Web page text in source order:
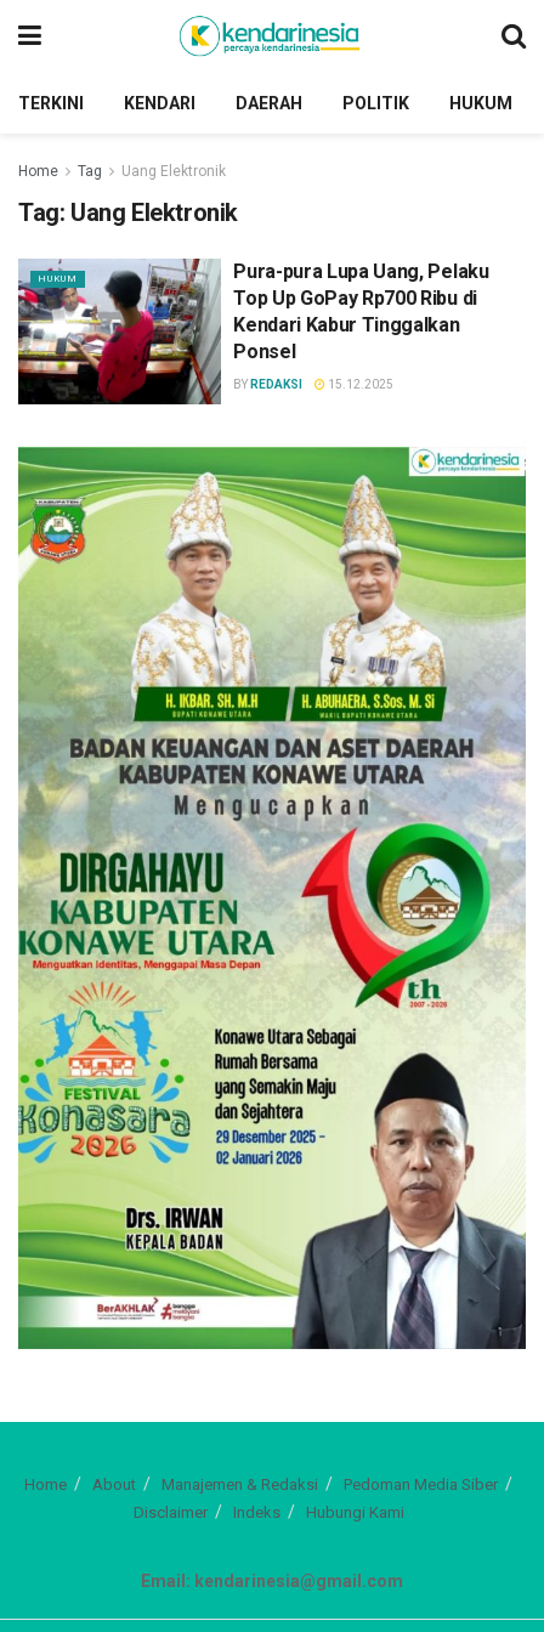
TERKINI KENDARI DAERAH POLITIK HUKUM
Home Tag Uang Elektronik
Tag: Uang Elektronik
HUKUM
Pura-pura Lupa Uang, Pelaku
Top Up GoPay Rp700 Ribu di
Kendari Kabur Tinggalkan
Ponsel
BY REDAKSI 15.12.2025
Home About Manajemen & Redaksi
Pedoman Media Siber
Disclaimer
Indeks Hubungi Kami
Email: kendarinesia@gmail.com